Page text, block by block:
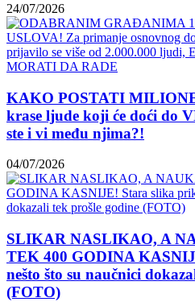
24/07/2026
KAKO POSTATI
krase ljude koji će doći do
ste i vi među njima?!
04/07/2026
SLIKAR NASLIKAO, A
TEK 400 GODINA
nešto što su naučnici
(FOTO)